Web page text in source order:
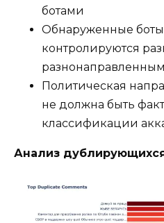
ботами
Обнаруженные
контролируются
Политическая
не должна быть
классификации
Анализ